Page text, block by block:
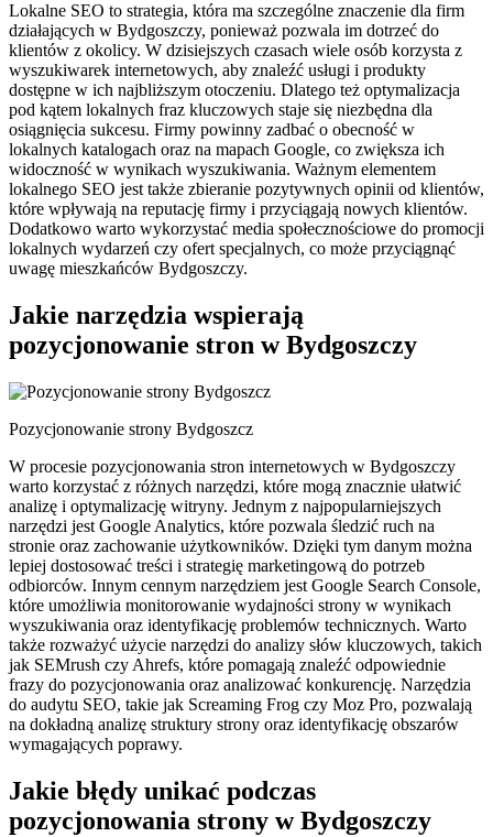
Lokalne SEO to strategia, która ma szczególne znaczenie dla firm
działających w Bydgoszczy, ponieważ pozwala im dotrzeć do
klientów z okolicy. W dzisiejszych czasach wiele osób korzysta z
wyszukiwarek internetowych, aby znaleźć usługi i produkty
dostępne w ich najbliższym otoczeniu. Dlatego też optymalizacja
pod kątem lokalnych fraz kluczowych staje się niezbędna dla
osiągnięcia sukcesu. Firmy powinny zadbać o obecność w
lokalnych katalogach oraz na mapach Google, co zwiększa ich
widoczność w wynikach wyszukiwania. Ważnym elementem
lokalnego SEO jest także zbieranie pozytywnych opinii od klientów,
które wpływają na reputację firmy i przyciągają nowych klientów.
Dodatkowo warto wykorzystać media społecznościowe do promocji
lokalnych wydarzeń czy ofert specjalnych, co może przyciągnąć
uwagę mieszkańców Bydgoszczy.
Jakie narzędzia wspierają
pozycjonowanie stron w Bydgoszczy
Pozycjonowanie strony Bydgoszcz
W procesie pozycjonowania stron internetowych w Bydgoszczy
warto korzystać z różnych narzędzi, które mogą znacznie ułatwić
analizę i optymalizację witryny. Jednym z najpopularniejszych
narzędzi jest Google Analytics, które pozwala śledzić ruch na
stronie oraz zachowanie użytkowników. Dzięki tym danym można
lepiej dostosować treści i strategię marketingową do potrzeb
odbiorców. Innym cennym narzędziem jest Google Search Console,
które umożliwia monitorowanie wydajności strony w wynikach
wyszukiwania oraz identyfikację problemów technicznych. Warto
także rozważyć użycie narzędzi do analizy słów kluczowych, takich
jak SEMrush czy Ahrefs, które pomagają znaleźć odpowiednie
frazy do pozycjonowania oraz analizować konkurencję. Narzędzia
do audytu SEO, takie jak Screaming Frog czy Moz Pro, pozwalają
na dokładną analizę struktury strony oraz identyfikację obszarów
wymagających poprawy.
Jakie błędy unikać podczas
pozycjonowania strony w Bydgoszczy